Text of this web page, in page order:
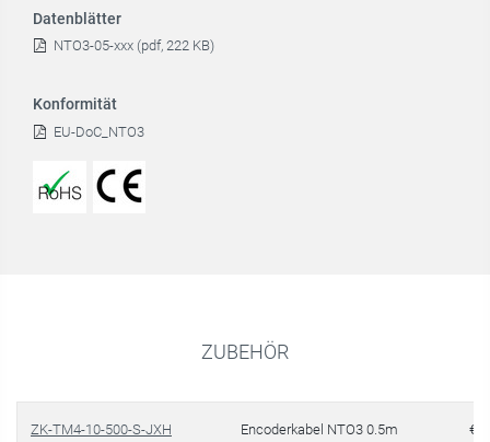
Datenblätter
NTO3-05-xxx (pdf, 222 KB)
Konformität
EU-DoC_NTO3
ZUBEHÖR
ZK-TM4-10-500-S-JXH Encoderkabel NTO3 0.5m €